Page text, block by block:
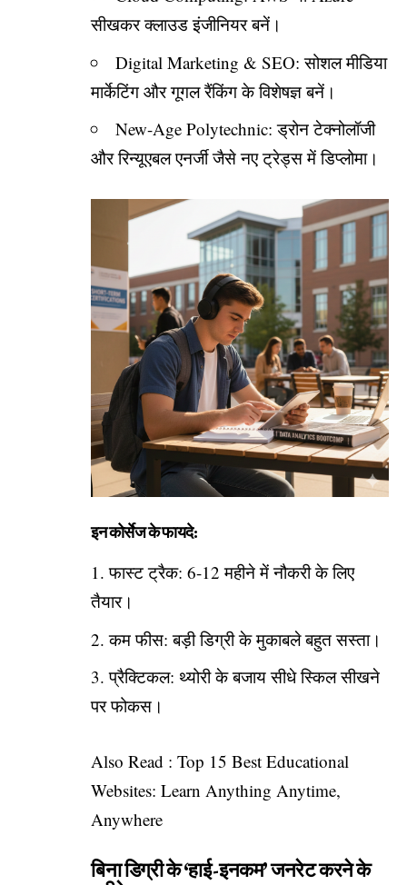
सीखकर क्लाउड इंजीनियर बनें।
Digital Marketing & SEO: सोशल मीडिया
मार्केटिंग और गूगल रैंकिंग के विशेषज्ञ बनें।
New-Age Polytechnic: ड्रोन टेक्नोलॉजी
और रिन्यूएबल एनर्जी जैसे नए ट्रेड्स में डिप्लोमा।
इन कोर्सेज के फायदे:
फास्ट ट्रैक: 6-12 महीने में नौकरी के लिए
तैयार।
कम फीस: बड़ी डिग्री के मुकाबले बहुत सस्ता।
प्रैक्टिकल: थ्योरी के बजाय सीधे स्किल सीखने
पर फोकस।
Also Read : Top 15 Best Educational
Websites: Learn Anything Anytime,
Anywhere
बिना डिग्री के ‘हाई-इनकम’ जनरेट करने के